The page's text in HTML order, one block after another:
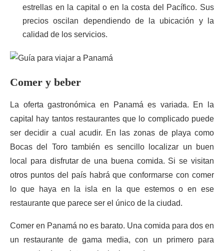
estrellas en la capital o en la costa del Pacífico. Sus
precios oscilan dependiendo de la ubicación y la
calidad de los servicios.
Comer y beber
La oferta gastronómica en Panamá es variada. En la
capital hay tantos restaurantes que lo complicado puede
ser decidir a cual acudir. En las zonas de playa como
Bocas del Toro también es sencillo localizar un buen
local para disfrutar de una buena comida. Si se visitan
otros puntos del país habrá que conformarse con comer
lo que haya en la isla en la que estemos o en ese
restaurante que parece ser el único de la ciudad.
Comer en Panamá no es barato. Una comida para dos en
un restaurante de gama media, con un primero para